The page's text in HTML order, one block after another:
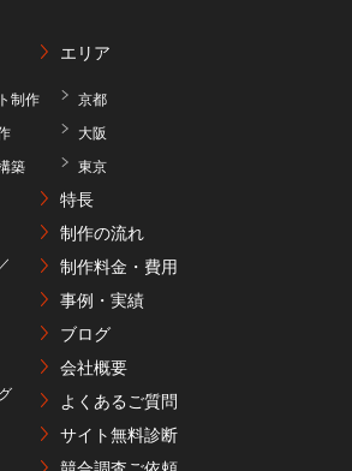
制作
築
エリア
京都
大阪
東京
特長
制作の流れ
制作料金・費用
事例・実績
ブログ
会社概要
よくあるご質問
サイト無料診断